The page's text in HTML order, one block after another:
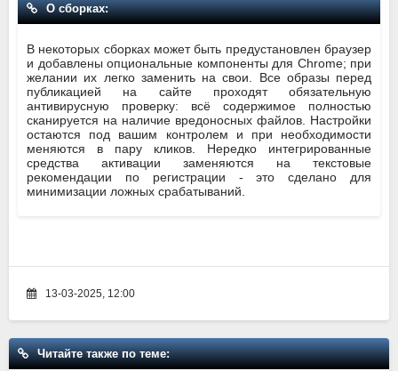
О сборках:
В некоторых сборках может быть предустановлен браузер
и добавлены опциональные компоненты для Chrome; при
желании их легко заменить на свои. Все образы перед
публикацией на сайте проходят обязательную
антивирусную проверку: всё содержимое полностью
сканируется на наличие вредоносных файлов. Настройки
остаются под вашим контролем и при необходимости
меняются в пару кликов. Нередко интегрированные
средства активации заменяются на текстовые
рекомендации по регистрации - это сделано для
минимизации ложных срабатываний.
13-03-2025, 12:00
Читайте также по теме: